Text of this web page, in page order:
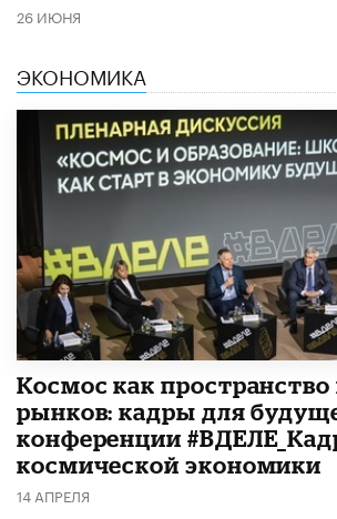
26 ИЮНЯ
ЭКОНОМИКА
Космос как
рынков: кадры для
конференции
космической экономики
14 АПРЕЛЯ